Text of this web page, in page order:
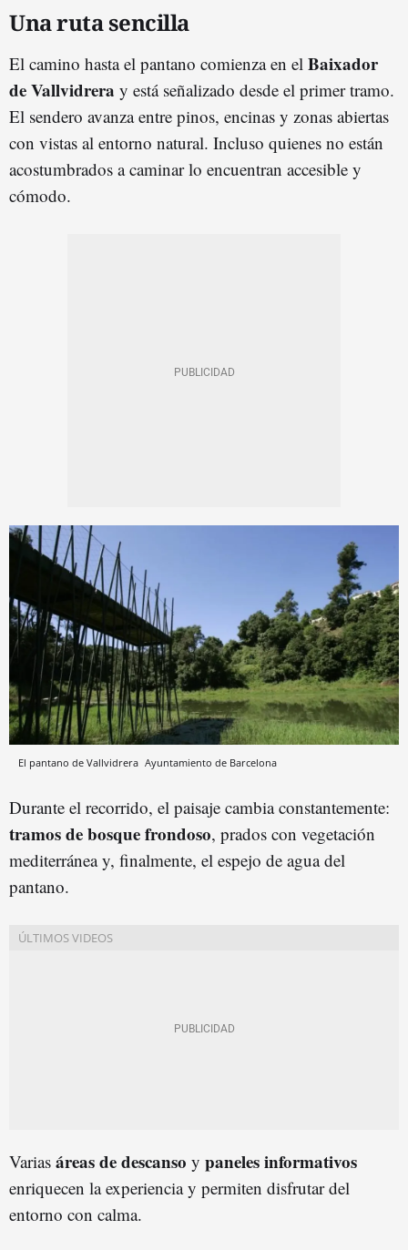
Una ruta sencilla
El camino hasta el pantano comienza en el Baixador
de Vallvidrera y está señalizado desde el primer tramo.
El sendero avanza entre pinos, encinas y zonas abiertas
con vistas al entorno natural. Incluso quienes no están
acostumbrados a caminar lo encuentran accesible y
cómodo.
El pantano de Vallvidrera Ayuntamiento de Barcelona
Durante el recorrido, el paisaje cambia constantemente:
tramos de bosque frondoso, prados con vegetación
mediterránea y, finalmente, el espejo de agua del
pantano.
Varias áreas de descanso y paneles informativos
enriquecen la experiencia y permiten disfrutar del
entorno con calma.